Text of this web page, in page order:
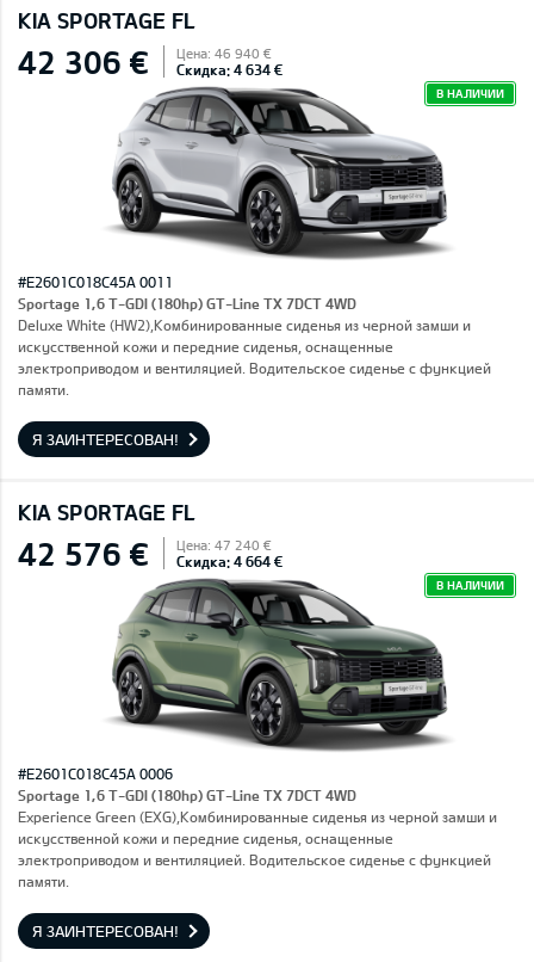
KIA SPORTAGE FL
42 306 € Цена: 46 940 €
Скидка: 4 634 €
В НАЛИЧИИ
#E2601C018C45A 0011
Sportage 1,6 T-GDI (180hp) GT-Line TX 7DCT 4WD
Deluxe White (HW2),Комбинированные сиденья из черной замши и
искусственной кожи и передние сиденья, оснащенные
электроприводом и вентиляцией. Водительское сиденье с функцией
памяти.
Я ЗАИНТЕРЕСОВАН!
KIA SPORTAGE FL
42 576 € Цена: 47 240 €
Скидка: 4 664 €
В НАЛИЧИИ
#E2601C018C45A 0006
Sportage 1,6 T-GDI (180hp) GT-Line TX 7DCT 4WD
Experience Green (EXG),Комбинированные сиденья из черной замши и
искусственной кожи и передние сиденья, оснащенные
электроприводом и вентиляцией. Водительское сиденье с функцией
памяти.
Я ЗАИНТЕРЕСОВАН!